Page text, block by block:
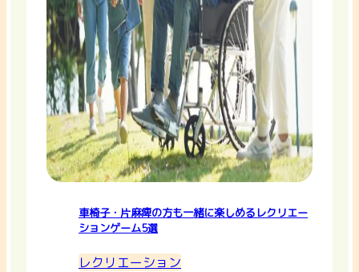
車椅子・片麻痺の方も一緒に楽しめるレクリエー
ションゲーム5選
レクリエーション